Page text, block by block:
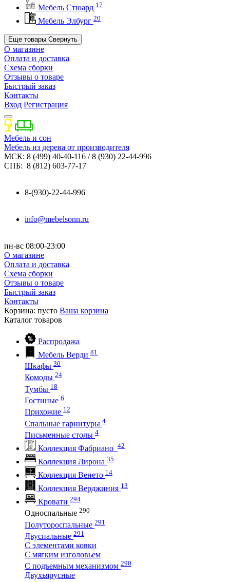
Мебель Стюард 17
Мебель Элбург 20
Еще товары Свернуть
О магазине
Оплата и доставка
Схема сборки
Отзывы о товаре
Быстрый заказ
Контакты
Вход Регистрация
Мебель и сон
Мебель из дерева от производителя
МСК: 8 (499) 40-40-116 / 8 (930) 22-44-996
СПБ: 8 (812) 603-77-17
8-(930)-22-44-996
info@mebelsonn.ru
пн-вс 08:00-23:00
О магазине
Оплата и доставка
Схема сборки
Отзывы о товаре
Быстрый заказ
Контакты
Корзина: пусто Ваша корзина
Каталог товаров
Распродажа
Мебель Верди 81
Шкафы 30
Комоды 24
Тумбы 18
Гостиные 6
Прихожие 12
Спальные гарнитуры 4
Письменные столы 4
Коллекция Фабриано 42
Коллекция Лирона 35
Коллекция Венето 14
Коллекция Верджиния 13
Кровати 294
Односпальные 290
Полутороспальные 291
Двуспальные 291
С элементами ковки
С мягким изголовьем
С подъемным механизмом 290
Двухъярусные